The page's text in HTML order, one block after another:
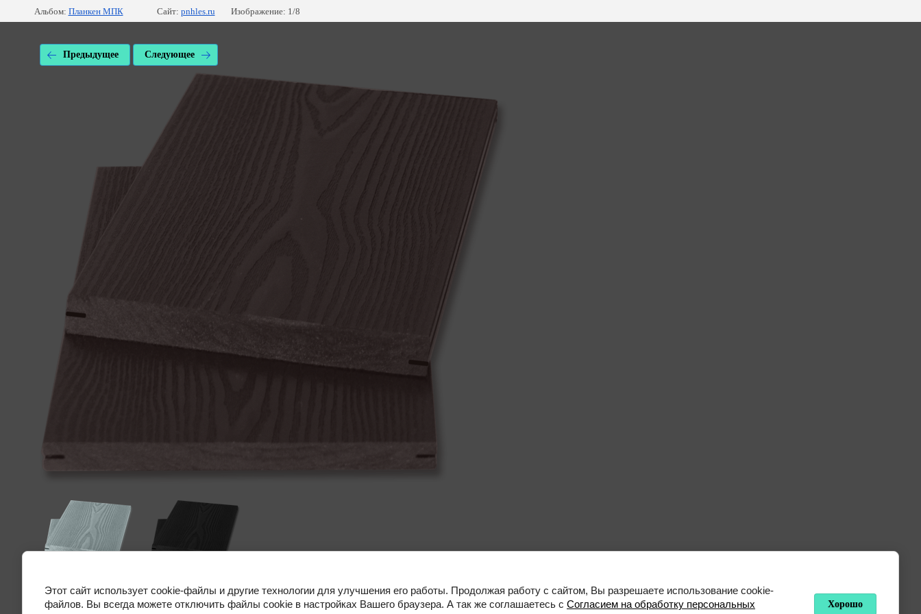
Альбом: Планкен МПК Сайт: pnhles.ru Изображение: 1/8
Предыдущее Следующее
Предыдущее Следующее
Этот сайт использует cookie-файлы и другие технологии для улучшения его работы. Продолжая работу с сайтом, Вы разрешаете использование cookie-
файлов. Вы всегда можете отключить файлы cookie в настройках Вашего браузера. А так же соглашаетесь с Согласием на обработку персональных
Хорошо